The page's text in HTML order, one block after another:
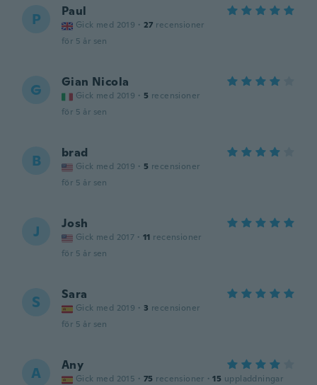
P Paul
Gick med 2019 · 27 recensioner
för 5 år sen
G Gian Nicola
Gick med 2019 · 5 recensioner
för 5 år sen
B brad
Gick med 2019 · 5 recensioner
för 5 år sen
J Josh
Gick med 2017 · 11 recensioner
för 5 år sen
S Sara
Gick med 2019 · 3 recensioner
för 5 år sen
A Any
Gick med 2015 · 75 recensioner · 15 uppladdningar